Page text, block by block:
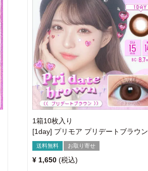
1箱10枚入り
[1day] プリモア プリデートブラウン
送料無料 お取り寄せ
¥ 1,650 税込